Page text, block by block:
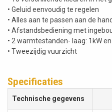
• Geluid eenvoudig te regelen
• Alles aan te passen aan de
• Afstandsbediening met
• 2 warmtestanden- laag: 1kW
• Tweezijdig vuurzicht
Specificaties
Technische gegevens